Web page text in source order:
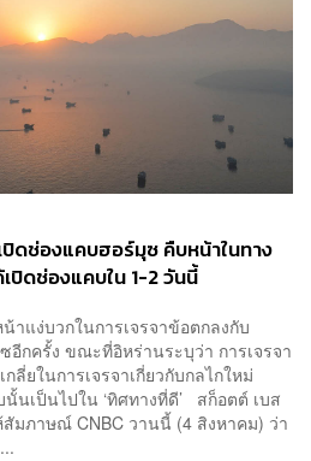
ดช่องแคบฮอร์มุซ คืบหน้าในทาง
ดช่องแคบใน 1-2 วันนี้
แง่บวกในการเจรจาข้อตกลงกับ
อีกครั้ง ขณะที่อิหร่านระบุว่า การเจรจา
ลี่ยในการเจรจาเกี่ยวกับกลไกใหม่
นเป็นไปใน ‘ทิศทางที่ดี’ สก็อตต์ เบส
มภาษณ์ CNBC วานนี้ (4 สิงหาคม) ว่า